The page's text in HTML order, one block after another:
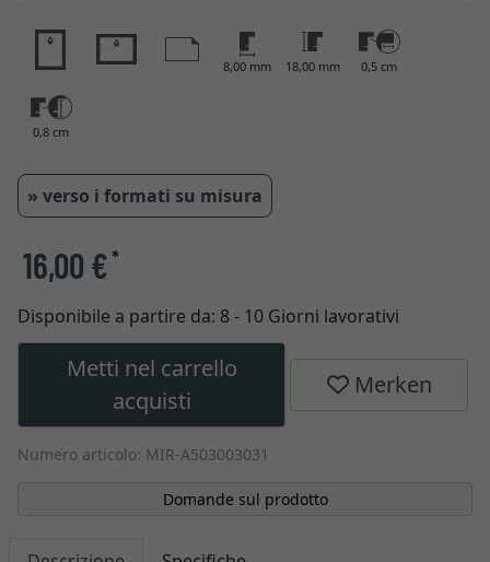
8,00 mm 18,00 mm 0,5 cm
0,8 cm
» verso i formati su misura
16,00 €*
Disponibile a partire da: 8 - 10 Giorni lavorativi
Metti nel carrello
acquisti
Merken
Numero articolo: MIR-A503003031
Domande sul prodotto